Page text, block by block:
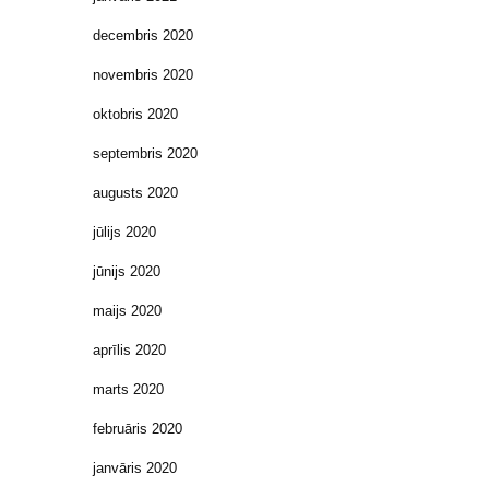
decembris 2020
novembris 2020
oktobris 2020
septembris 2020
augusts 2020
jūlijs 2020
jūnijs 2020
maijs 2020
aprīlis 2020
marts 2020
februāris 2020
janvāris 2020